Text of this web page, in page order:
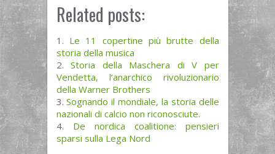
Related posts:
Le 11 copertine più brutte della
storia della musica
Storia della Maschera di V per
Vendetta, l’anarchico rivoluzionario
della Warner Brothers
Sognando il mondiale, la storia delle
nazionali di calcio non riconosciute.
De nordica coalitione: pensieri
sparsi sulla Lega Nord